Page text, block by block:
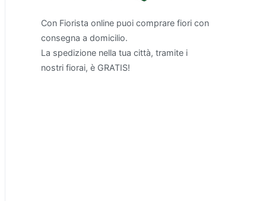
Con Fiorista online puoi comprare fiori con
consegna a domicilio.
La spedizione nella tua città, tramite i
nostri fiorai, è GRATIS!